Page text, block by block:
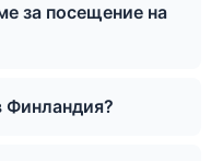
за посещение на
Финландия?